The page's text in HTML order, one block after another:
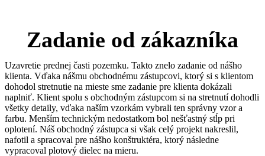
Zadanie od zákazníka
Uzavretie prednej časti pozemku. Takto znelo zadanie od nášho
klienta. Vďaka nášmu obchodnému zástupcovi, ktorý si s klientom
dohodol stretnutie na mieste sme zadanie pre klienta dokázali
naplniť. Klient spolu s obchodným zástupcom si na stretnutí dohodli
všetky detaily, vďaka naším vzorkám vybrali ten správny vzor a
farbu. Menším technickým nedostatkom bol nešťastný stĺp pri
oplotení. Náš obchodný zástupca si však celý projekt nakreslil,
nafotil a spracoval pre nášho konštruktéra, ktorý následne
vypracoval plotový dielec na mieru.